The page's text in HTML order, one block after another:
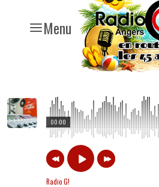
Menu
00:00
Radio G!